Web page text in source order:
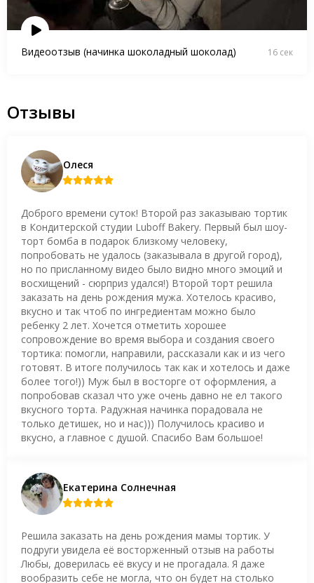
Видеоотзыв (начинка шоколадный шоколад) 16 сек
Отзывы
Олеся
Доброго времени суток! Второй раз заказываю тортик
в Кондитерской студии Luboff Bakery. Первый был шоу-
торт бомба в подарок близкому человеку,
попробовать не удалось (заказывала в другой город),
но по присланному видео было видно много эмоций и
восхищений - сюрприз удался!) Второй торт решила
заказать на день рождения мужа. Хотелось красиво,
вкусно и так чтоб по ингредиентам можно было
ребенку 2 лет. Хочется отметить хорошее
сопровождение во время выбора и создания своего
тортика: помогли, направили, рассказали как и из чего
готовят. В итоге получилось так как и хотелось и даже
более того!)) Муж был в восторге от оформления, а
попробовав сказал что уже очень давно не ел такого
вкусного торта. Радужная начинка порадовала не
только детишек, но и нас))) Получилось красиво и
вкусно, а главное с душой. Спасибо Вам большое!
Екатерина Солнечная
Решила заказать на день рождения мамы тортик. У
подруги увидела её восторженный отзыв на работы
Любы, доверилась её вкусу и не прогадала. Я даже
вообразить себе не могла, что он будет на столько